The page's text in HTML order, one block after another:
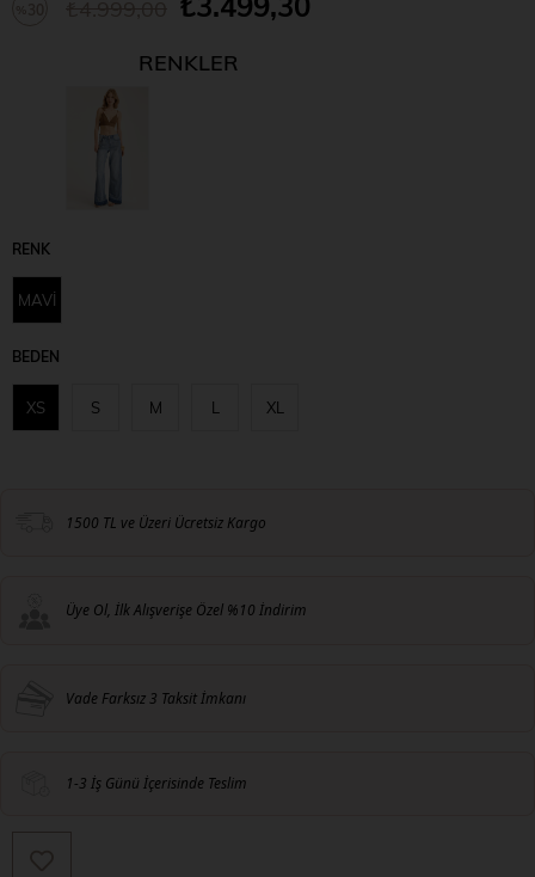
RENKLER
RENK
MAVİ
BEDEN
XS S M L XL
1500 TL ve Üzeri Ücretsiz Kargo
Üye Ol, İlk Alışverişe Özel %10 İndirim
Vade Farksız 3 Taksit İmkanı
1-3 İş Günü İçerisinde Teslim